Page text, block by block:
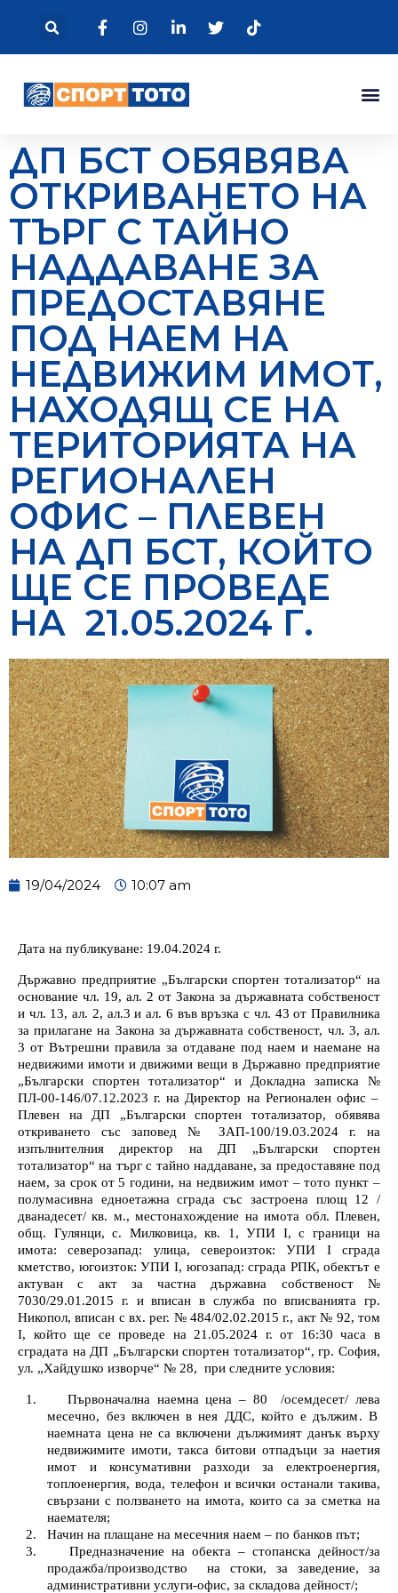
ДП БСТ ОБЯВЯВА
ОТКРИВАНЕТО НА
ТЪРГ С ТАЙНО
НАДДАВАНЕ ЗА
ПРЕДОСТАВЯНЕ
ПОД НАЕМ НА
НЕДВИЖИМ ИМОТ,
НАХОДЯЩ СЕ НА
ТЕРИТОРИЯТА НА
РЕГИОНАЛЕН
ОФИС – ПЛЕВЕН
НА ДП БСТ, КОЙТО
ЩЕ СЕ ПРОВЕДЕ
НА 21.05.2024 Г.
19/04/2024 10:07 am
Дата на публикуване: 19.04.2024 г.
Държавно предприятие „Български спортен тотализатор“ на
основание чл. 19, ал. 2 от Закона за държавната собственост
и чл. 13, ал. 2, ал.3 и ал. 6 във връзка с чл. 43 от Правилника
за прилагане на Закона за държавната собственост, чл. 3, ал.
3 от Вътрешни правила за отдаване под наем и наемане на
недвижими имоти и движими вещи в Държавно предприятие
„Български спортен тотализатор“ и Докладна записка №
ПЛ-00-146/07.12.2023 г. на Директор на Регионален офис –
Плевен на ДП „Български спортен тотализатор, обявява
откриването със заповед №
ЗАП-100/19.03.2024 г. на
изпълнителния директор на ДП „Български спортен
тотализатор“ на търг с тайно наддаване, за предоставяне под
наем, за срок от 5 години, на недвижим имот –тото пункт –
полумасивна едноетажна сграда със застроена площ 12 /
дванадесет/ кв. м., местонахождение на имота обл. Плевен,
общ. Гулянци, с. Милковица, кв. 1, УПИ I, с граници на
имота: северозапад: улица, североизток: УПИ Iсграда
кметство, югоизток: УПИ I, югозапад: сграда РПК, обектът е
актуван с акт за частна държавна собственост №
7030/29.01.2015 г. и вписан в служба по вписванията гр.
Никопол,вписан с вх. рег. № 484/02.02.2015 г., акт № 92, том
I, който ще се проведе на 21.05.2024 г. от 16:30 часа в
сградата на ДП „Български спортен тотализатор“, гр. София,
ул. „Хайдушко изворче“ № 28, при следните условия:
1. Първоначална наемна цена – 80 /осемдесет/ лева
месечно, без включен в нея ДДС, който е дължим. В
наемната цена не са включени дължимият данък върху
недвижимите имоти, такса битови отпадъци за наетия
имот и консумативни разходи за електроенергия,
топлоенергия, вода, телефон и всички останали такива,
свързани с ползването на имота, които са за сметка на
наемателя;
2.
Начин на плащане на месечния наем – по банков път;
3.
Предназначение на обекта – стопанска дейност/за
продажба/производство
на стоки, за заведение, за
административни услуги-офис, за складова дейност/;